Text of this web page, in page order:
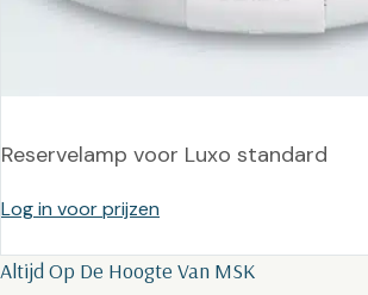
Reservelamp voor Luxo standard
Log in voor prijzen
Altijd Op De Hoogte Van MSK